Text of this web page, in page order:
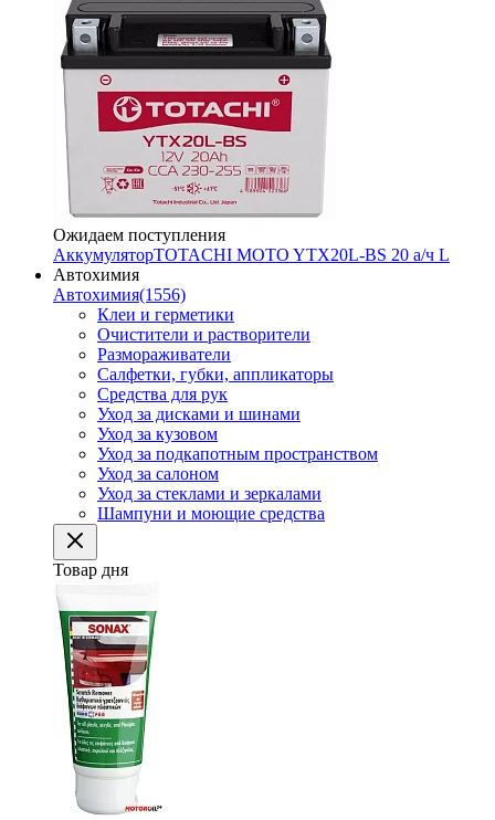
Ожидаем поступления
АккумуляторTOTACHI MOTO YTX20L-BS 20 а/ч L
Автохимия
Автохимия(1556)
Клеи и герметики
Очистители и растворители
Размораживатели
Салфетки, губки, аппликаторы
Средства для рук
Уход за дисками и шинами
Уход за кузовом
Уход за подкапотным пространством
Уход за салоном
Уход за стеклами и зеркалами
Шампуни и моющие средства
Товар дня